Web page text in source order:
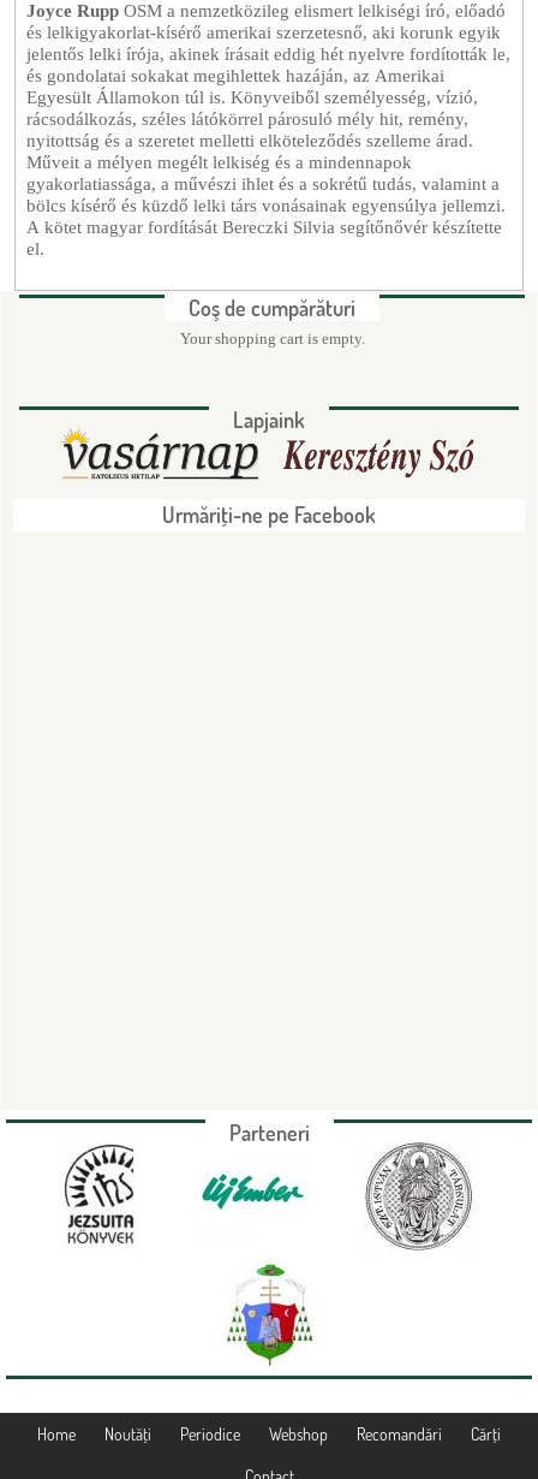
Joyce Rupp OSM a nemzetközileg elismert lelkiségi író, előadó
és lelkigyakorlat-kísérő amerikai szerzetesnő, aki korunk egyik
jelentős lelki írója, akinek írásait eddig hét nyelvre fordították le,
és gondolatai sokakat megihlettek hazáján, az Amerikai
Egyesült Államokon túl is. Könyveiből személyesség, vízió,
rácsodálkozás, széles látókörrel párosuló mély hit, remény,
nyitottság és a szeretet melletti elköteleződés szelleme árad.
Műveit a mélyen megélt lelkiség és a mindennapok
gyakorlatiassága, a művészi ihlet és a sokrétű tudás, valamint a
bölcs kísérő és küzdő lelki társ vonásainak egyensúlya jellemzi.
A kötet magyar fordítását Bereczki Silvia segítőnővér készítette
el.
Coş de cumpărături
Your shopping cart is empty.
Lapjaink
Urmăriţi-ne pe Facebook
Parteneri
Home Noutăţi Periodice Webshop Recomandări Cărţi